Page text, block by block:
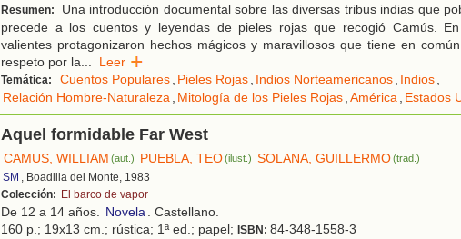
Resumen:
Una introducción documental sobre las diversas tribus indias que
precede a los cuentos y leyendas de pieles rojas que recogió Camús.
valientes protagonizaron hechos mágicos y maravillosos que tiene en
respeto por la... Leer
Temática: Cuentos Populares, Pieles Rojas, Indios Norteamericanos, Indios,
Relación Hombre-Naturaleza, Mitología de los Pieles Rojas,América, Estados
Aquel formidable Far West
CAMUS, WILLIAM (aut.) PUEBLA, TEO(ilust.) SOLANA, GUILLERMO (trad.)
SM , Boadilla del Monte, 1983
Colección: El barco de vapor
De 12 a 14 años. Novela. Castellano.
160 p.; 19x13 cm.; rústica; 1ª ed.; papel; ISBN: 84-348-1558-3